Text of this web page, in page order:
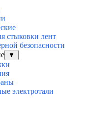
стыковки лент
безопасности
▼
электротали